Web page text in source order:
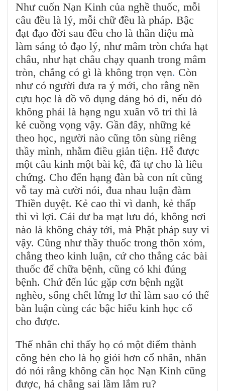
Như cuốn Nạn Kinh của nghề thuốc, mỗi
câu đều là lý, mỗi chữ đều là pháp. Bậc
đạt đạo đời sau đều cho là thần diệu mà
làm sáng tỏ đạo lý, như mâm tròn chứa hạt
châu, như hạt châu chạy quanh trong mâm
tròn, chẳng có gì là không trọn vẹn. Còn
như có người đưa ra ý mới, cho rằng nền
cựu học là đồ vô dụng đáng bỏ đi, nếu đó
không phải là hạng ngu xuân vô trí thì là
kẻ cuồng vọng vậy. Gần đây, những kẻ
theo học, người nào cũng tôn sùng riêng
thầy mình, nhằm điều giản tiện. Hễ được
một câu kinh một bài kệ, đã tự cho là liêu
chứng. Cho đến hạng đàn bà con nít cũng
vỗ tay mà cười nói, đua nhau luận đàm
Thiền duyệt. Kẻ cao thì vì danh, kẻ thấp
thì vì lợi. Cái dư ba mạt lưu đó, không nơi
nào là không chảy tới, mà Phật pháp suy vi
vậy. Cũng như thầy thuốc trong thôn xóm,
chẳng theo kinh luận, cứ cho thẳng các bài
thuốc để chữa bệnh, cũng có khi đúng
bệnh. Chứ đến lúc gặp cơn bệnh ngặt
nghèo, sống chết lửng lơ thì làm sao có thể
bàn luận cùng các bậc hiểu kinh học cổ
cho được.
Thế nhân chỉ thấy họ có một điểm thành
công bèn cho là họ giỏi hơn cổ nhân, nhân
đó nói rằng không cần học Nạn Kinh cũng
được, há chẳng sai lầm lắm ru?